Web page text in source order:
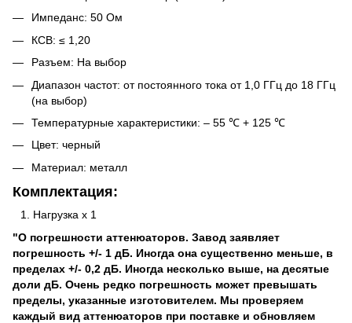
Импеданс: 50 Ом
КСВ: ≤ 1,20
Разъем: На выбор
Диапазон частот: от постоянного тока от 1,0 ГГц до 18 ГГц
(на выбор)
Температурные характеристики: – 55 ℃ + 125 ℃
Цвет: черный
Материал: металл
Комплектация:
Нагрузка х 1
"О погрешности аттенюаторов. Завод заявляет
погрешность +/- 1 дБ. Иногда она существенно меньше, в
пределах +/- 0,2 дБ. Иногда несколько выше, на десятые
доли дБ. Очень редко погрешность может превышать
пределы, указанные изготовителем. Мы проверяем
каждый вид аттенюаторов при поставке и обновляем